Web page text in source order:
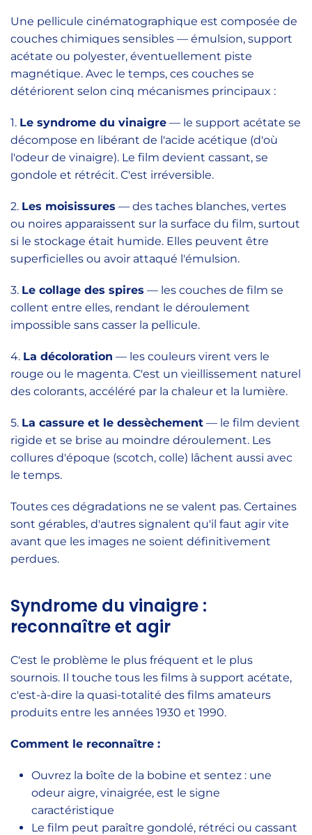
Une pellicule cinématographique est composée de
couches chimiques sensibles — émulsion, support
acétate ou polyester, éventuellement piste
magnétique. Avec le temps, ces couches se
détériorent selon cinq mécanismes principaux :
1. Le syndrome du vinaigre — le support acétate se
décompose en libérant de l'acide acétique (d'où
l'odeur de vinaigre). Le film devient cassant, se
gondole et rétrécit. C'est irréversible.
2. Les moisissures — des taches blanches, vertes
ou noires apparaissent sur la surface du film, surtout
si le stockage était humide. Elles peuvent être
superficielles ou avoir attaqué l'émulsion.
3. Le collage des spires — les couches de film se
collent entre elles, rendant le déroulement
impossible sans casser la pellicule.
4. La décoloration — les couleurs virent vers le
rouge ou le magenta. C'est un vieillissement naturel
des colorants, accéléré par la chaleur et la lumière.
5. La cassure et le dessèchement — le film devient
rigide et se brise au moindre déroulement. Les
collures d'époque (scotch, colle) lâchent aussi avec
le temps.
Toutes ces dégradations ne se valent pas. Certaines
sont gérables, d'autres signalent qu'il faut agir vite
avant que les images ne soient définitivement
perdues.
Syndrome du vinaigre :
reconnaître et agir
C'est le problème le plus fréquent et le plus
sournois. Il touche tous les films à support acétate,
c'est-à-dire la quasi-totalité des films amateurs
produits entre les années 1930 et 1990.
Comment le reconnaître :
Ouvrez la boîte de la bobine et sentez : une
odeur aigre, vinaigrée, est le signe
caractéristique
Le film peut paraître gondolé, rétréci ou cassant